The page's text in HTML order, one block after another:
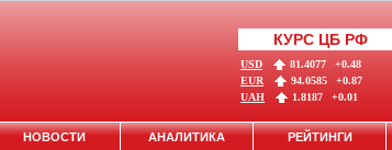
КУРС ЦБ РФ
USD 81.4077
+0.48
EUR
94.0585
+0.87
UAH
1.8187 +0.01
НОВОСТИ АНАЛИТИКА РЕЙТИНГИ